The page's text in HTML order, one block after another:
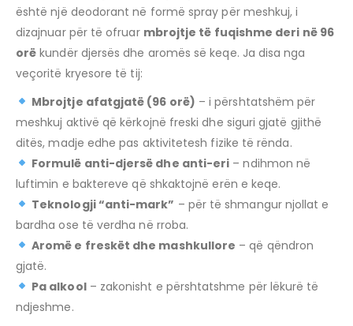
është një deodorant në formë spray për meshkuj, i
dizajnuar për të ofruar mbrojtje të fuqishme deri në 96
orë kundër djersës dhe aromës së keqe. Ja disa nga
veçoritë kryesore të tij:
Mbrojtje afatgjatë (96 orë) – i përshtatshëm për
meshkuj aktivë që kërkojnë freski dhe siguri gjatë gjithë
ditës, madje edhe pas aktivitetesh fizike të rënda.
Formulë anti-djersë dhe anti-eri – ndihmon në
luftimin e baktereve që shkaktojnë erën e keqe.
Teknologji “anti-mark” – për të shmangur njollat e
bardha ose të verdha në rroba.
Aromë e freskët dhe mashkullore – që qëndron
gjatë.
Pa alkool– zakonisht e përshtatshme për lëkurë të
ndjeshme.